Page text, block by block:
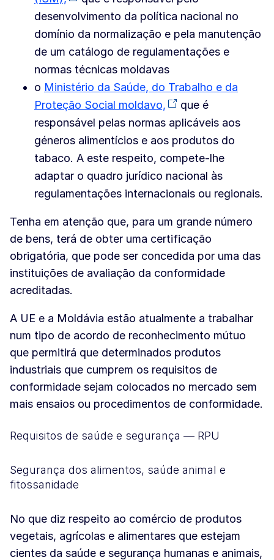
desenvolvimento da política nacional no
domínio da normalização e pela manutenção
de um catálogo de regulamentações e
normas técnicas moldavas
o Ministério da Saúde, do Trabalho e da
Proteção Social moldavo,
que é
responsável pelas normas aplicáveis aos
géneros alimentícios e aos produtos do
tabaco. A este respeito, compete-lhe
adaptar o quadro jurídico nacional às
regulamentações internacionais ou regionais.
Tenha em atenção que, para um grande número
de bens, terá de obter uma certificação
obrigatória, que pode ser concedida por uma das
instituições de avaliação da conformidade
acreditadas.
A UE e a Moldávia estão atualmente a trabalhar
num tipo de acordo de reconhecimento mútuo
que permitirá que determinados produtos
industriais que cumprem os requisitos de
conformidade sejam colocados no mercado sem
mais ensaios ou procedimentos de conformidade.
Requisitos de saúde e segurança — RPU
Segurança dos alimentos, saúde animal e
fitossanidade
No que diz respeito ao comércio de produtos
vegetais, agrícolas e alimentares que estejam
cientes da saúde e segurança humanas e animais,